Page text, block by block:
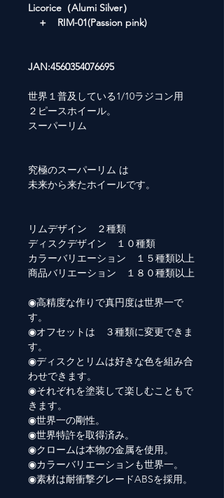
Licorice（Alumi Silver）
＋ RIM-01(Passion pink)
JAN:4560354076695
世界１普及している1/10ラジコン用
２ピースホイール。
スーパーリム
究極のスーパーリム は
未来から来たホイールです。
リムデザイン ２種類
ディスクデザイン １０種類
カラーバリエーション １５種類以上
商品バリエーション １８０種類以上
◉高精度な作りで真円度は世界一で
す。
◉オフセットは ３種類に変更できま
す。
◉ディスクとリムは好きな色を組み合
わせできます。
◉それぞれを塗装して楽しむこともで
きます。
◉世界一の剛性。
◉世界特許を取得済み。
◉クロームは本物の金属を使用。
◉カラーバリエーションも世界一。
◉素材は耐衝撃グレードABSを採用。